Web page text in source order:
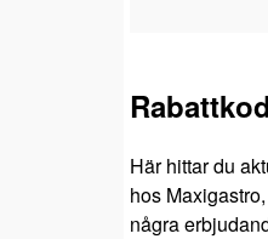
Här hittar du
hos
några